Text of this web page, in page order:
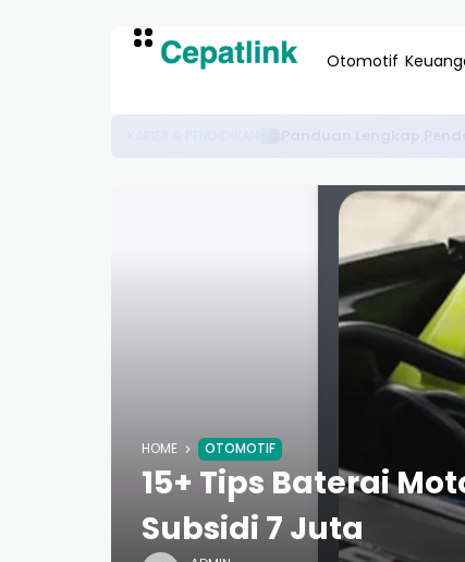
Otomotif
HOME OTOMOTIF
15+ Tips Baterai
Subsidi 7 Juta